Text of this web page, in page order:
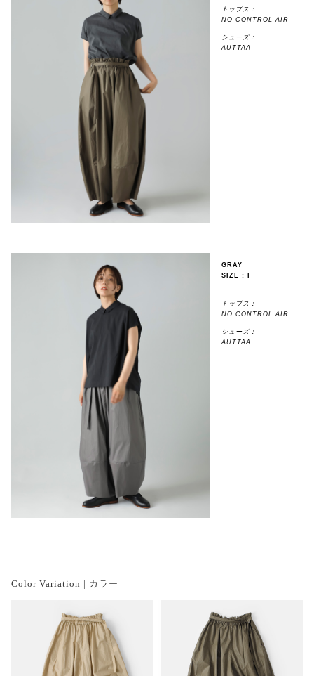
トップス：
NO CONTROL AIR
シューズ：
AUTTAA
GRAY
SIZE : F
トップス：
NO CONTROL AIR
シューズ：
AUTTAA
Color Variation | カラー